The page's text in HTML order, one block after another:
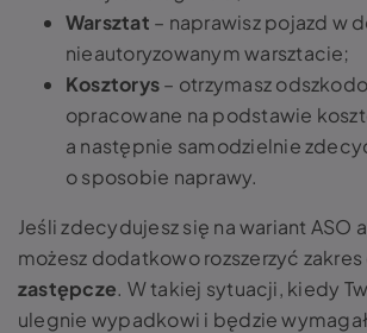
Warsztat – naprawisz pojazd w
nieautoryzowanym warsztacie;
Kosztorys– otrzymasz
opracowane na podstawie
a następnie samodzielnie
o sposobie naprawy.
Jeśli zdecydujesz się na wariant ASO
możesz dodatkowo rozszerzyć
zastępcze. W takiej sytuacji, kiedy
ulegnie wypadkowi i będzie